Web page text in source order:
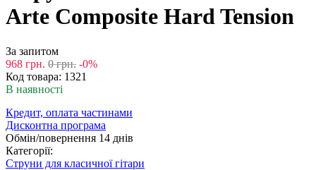
Arte Composite Hard Tension
За запитом
968 грн. 0 грн. -0%
Код товара: 1321
В наявності
Кредит, оплата частинами
Дисконтна програма
Обмін/повернення 14 днів
Категорії:
Струни для класичної гітари